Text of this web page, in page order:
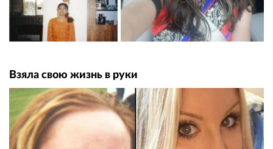
Взяла свою жизнь в руки